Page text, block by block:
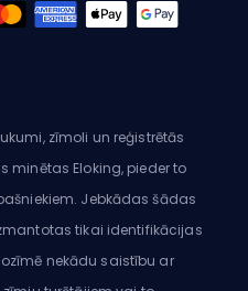
zīmoli un reģistrētās
minētas Eloking, pieder to
Jebkādas šādas
tikai identifikācijas
nekādu saistību ar